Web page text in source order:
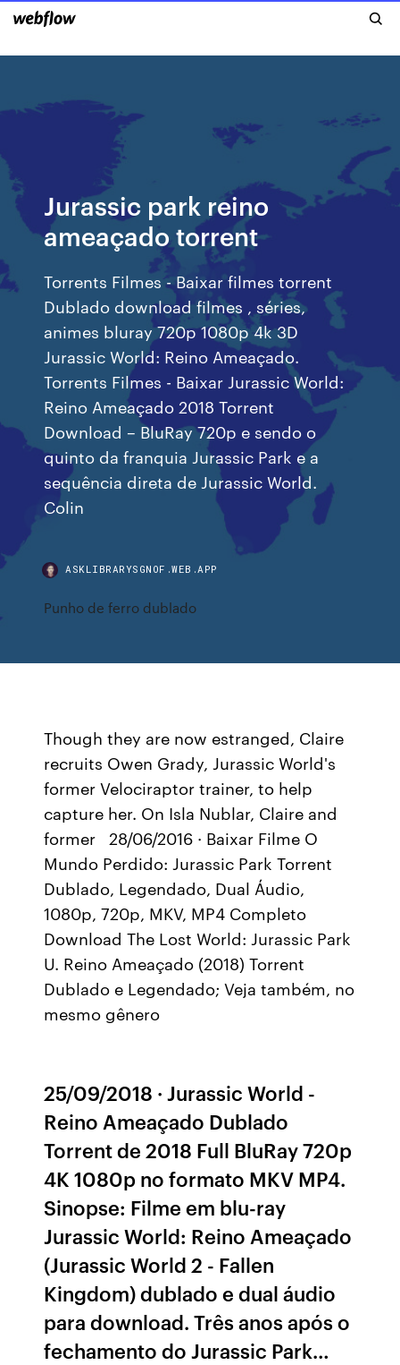
Jurassic park reino
ameaçado torrent
Torrents Filmes - Baixar filmes torrent
Dublado download filmes , séries,
animes bluray 720p 1080p 4k 3D
Jurassic World: Reino Ameaçado.
Torrents Filmes - Baixar Jurassic World:
Reino Ameaçado 2018 Torrent
Download – BluRay 720p e sendo o
quinto da franquia Jurassic Park e a
sequência direta de Jurassic World.
Colin
ASKLIBRARYSGNOF.WEB.APP
Punho de ferro dublado
Though they are now estranged, Claire
recruits Owen Grady, Jurassic World's
former Velociraptor trainer, to help
capture her. On Isla Nublar, Claire and
former 28/06/2016 · Baixar Filme O
Mundo Perdido: Jurassic Park Torrent
Dublado, Legendado, Dual Áudio,
1080p, 720p, MKV, MP4 Completo
Download The Lost World: Jurassic Park
U. Reino Ameaçado (2018) Torrent
Dublado e Legendado; Veja também, no
mesmo gênero
25/09/2018 · Jurassic World -
Reino Ameaçado Dublado
Torrent de 2018 Full BluRay 720p
4K 1080p no formato MKV MP4.
Sinopse: Filme em blu-ray
Jurassic World: Reino Ameaçado
(Jurassic World 2 - Fallen
Kingdom) dublado e dual áudio
para download. Três anos após o
fechamento do Jurassic Park…